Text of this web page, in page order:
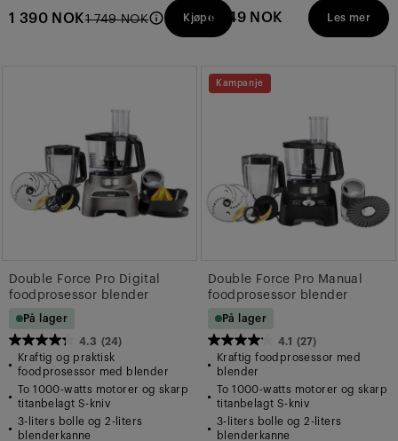
1 390 NOK1 749 NOK Kjøpe
stjerner.
98
1 649 NOK Les mer
Double Force Pro Digital
foodprosessor blender
På lager
4.3 (24)
4.3
av
5
stjerner.
24
Kraftig og praktisk
foodprosessor med blender
To 1000-watts motorer og skarp
titanbelagt S-kniv
3-liters bolle og 2-liters
blenderkanne
Kampanje
Double Force Pro Manual
foodprosessor blender
På lager
4.1 (27)
4.1
av
5
stjerner.
27
Kraftig foodprosessor med
blender
To 1000-watts motorer og skarp
titanbelagt S-kniv
3-liters bolle og 2-liters
blenderkanne